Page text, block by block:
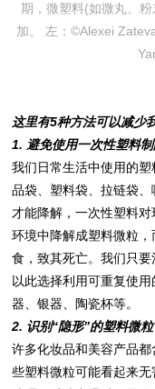
期，微塑料(如微丸、
加。 左：©Alexei
这里有5种方法可以减少
1.避免使用一次性塑料
我们日常生活中使用的
品袋、塑料袋、拉链袋
才能降解，一次性塑料
环境中降解成塑料微粒
食，致其死亡。我们只
以此选择利用可重复使
器、银器、陶瓷杯等。
2. 识别“隐形”的塑料微粒
许多化妆品和美容产品
些塑料微粒可能看起来